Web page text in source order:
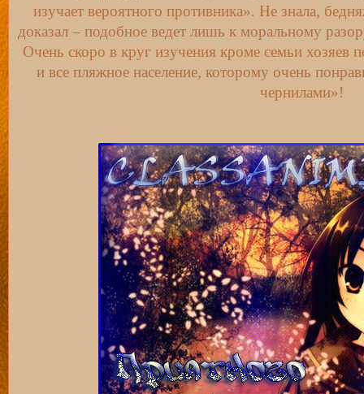
изучает вероятного противника». Не знала,
доказал – подобное ведет лишь к моральному
Очень скоро в круг изучения кроме семьи хозяев
и все пляжное население, которому очень
чернилами»!